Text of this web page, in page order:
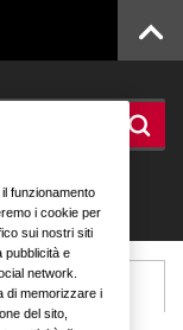
Mappa
funzionamento
i cookie per
sui nostri siti
pubblicità e
network.
di memorizzare i
del sito,